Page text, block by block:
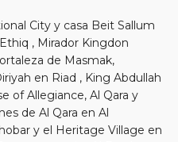
City y casa Beit Sallum
, Mirador Kingdon
de Masmak,
en Riad , King Abdullah
of Allegiance, Al Qara y
de Al Qara en Al
y el Heritage Village en